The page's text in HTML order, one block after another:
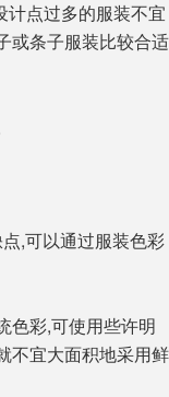
计点过多的服装不宜
或条子服装比较合适
,可以通过服装色彩
色彩,可使用些许明
不宜大面积地采用鲜